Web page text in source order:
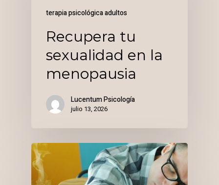
terapia psicológica adultos
Recupera tu
sexualidad en la
menopausia
Lucentum Psicología
julio 13, 2026